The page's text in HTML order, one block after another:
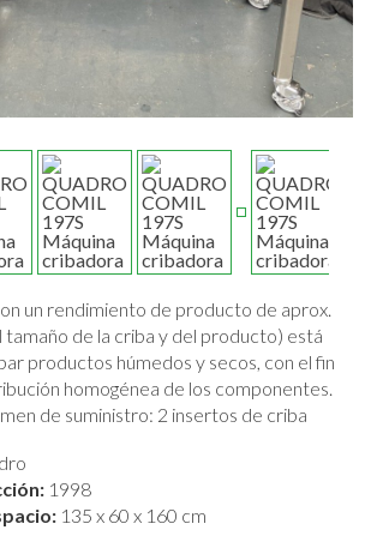
un rendimiento de producto de aprox.
tamaño de la criba y del producto) está
productos húmedos y secos, con el fin
homogénea de los componentes.
de suministro: 2 insertos de criba
1998
135 x 60 x 160 cm